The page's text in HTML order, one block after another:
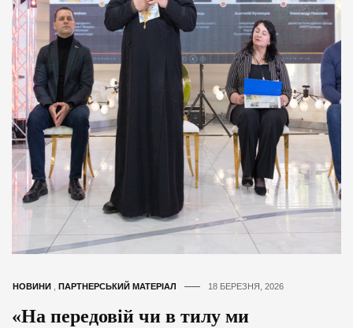
НОВИНИ ПАРТНЕРСЬКИЙ МАТЕРІАЛ 18 БЕРЕЗНЯ, 2026
«На передовій чи в тилу ми